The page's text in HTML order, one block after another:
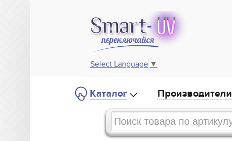
Select Language ▼
Каталог Производители